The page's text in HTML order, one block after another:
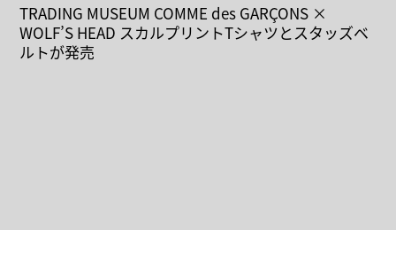
TRADING MUSEUM COMME des GARÇONS ×
WOLF’S HEAD スカルプリントTシャツとスタッズベ
ルトが発売